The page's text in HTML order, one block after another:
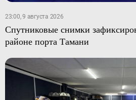
23:00, 9 августа 2026
Спутниковые снимки
районе порта Тамани